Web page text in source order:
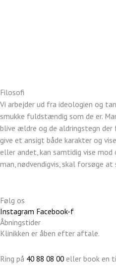
Filosofi
Vi arbejder ud fra ideologien og
smukke fuldstændig som de er.
blive ældre og de aldringstegn der
give et ansigt både karakter og
eller andet, kan samtidig vise
man, nødvendigvis, skal forsøge at
Følg os
Instagram Facebook-f
Åbningstider
Klinikken er åben efter aftale.
Ring på 40 88 08 00 eller book en